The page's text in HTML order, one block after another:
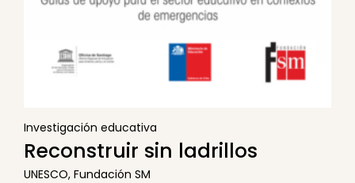
Investigación educativa
Reconstruir sin ladrillos
UNESCO, Fundación SM